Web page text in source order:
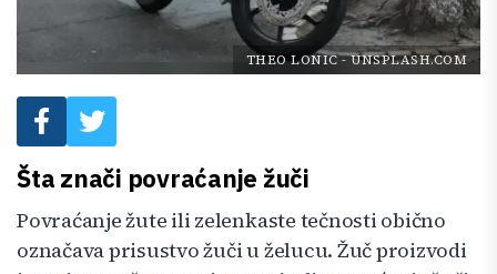
THEO LONIC-UNSPLASH.COM
Šta znači povraćanje žuči
Povraćanje žute ili zelenkaste tečnosti obično
označava prisustvo žuči u želucu. Žuč proizvodi